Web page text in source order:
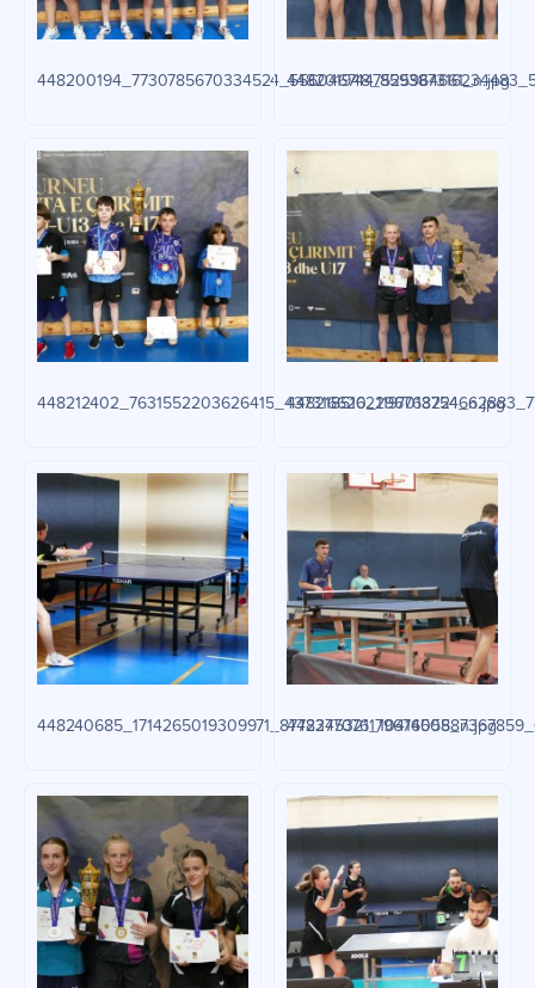
448200194_7730785670334524_5560467447525964661_n.jpg
448212402_7631552203626415_4373166262296768224_n.jpg
448240685_1714265019309971_8772345321179676058_n.jpg